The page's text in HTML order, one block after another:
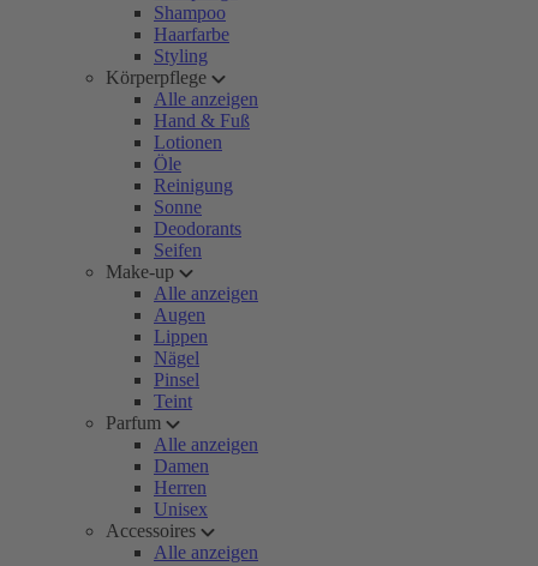
Shampoo
Haarfarbe
Styling
Körperpflege
Alle anzeigen
Hand & Fuß
Lotionen
Öle
Reinigung
Sonne
Deodorants
Seifen
Make-up
Alle anzeigen
Augen
Lippen
Nägel
Pinsel
Teint
Parfum
Alle anzeigen
Damen
Herren
Unisex
Accessoires
Alle anzeigen